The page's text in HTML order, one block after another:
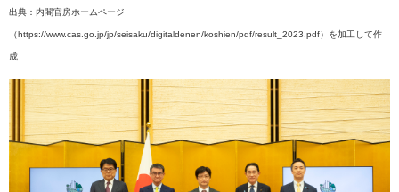
出典：内閣官房ホームページ
（https://www.cas.go.jp/jp/seisaku/digitaldenen/koshien/pdf/result_2023.pdf）を加工して作
成